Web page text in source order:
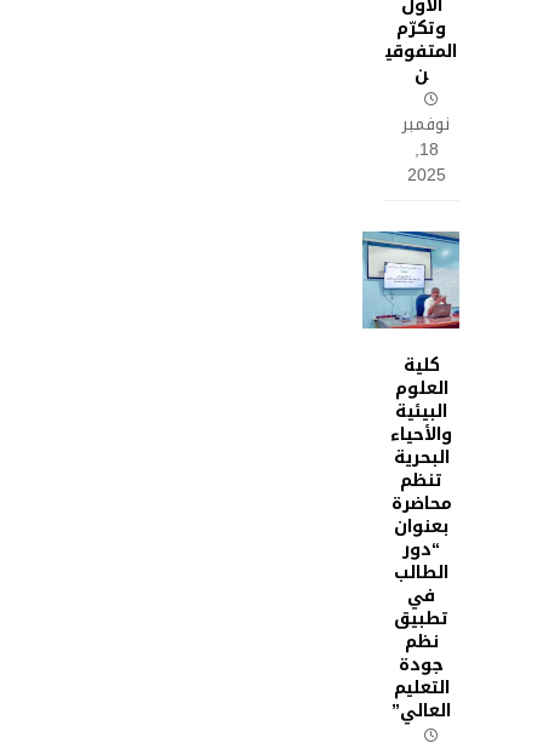
وتكرّم
المتفوقي
ن
نوفمبر
18,
2025
كلية
العلوم
البيئية
والأحياء
البحرية
تنظم
محاضرة
بعنوان
“دور
الطالب
في
تطبيق
نظم
جودة
التعليم
العالي”